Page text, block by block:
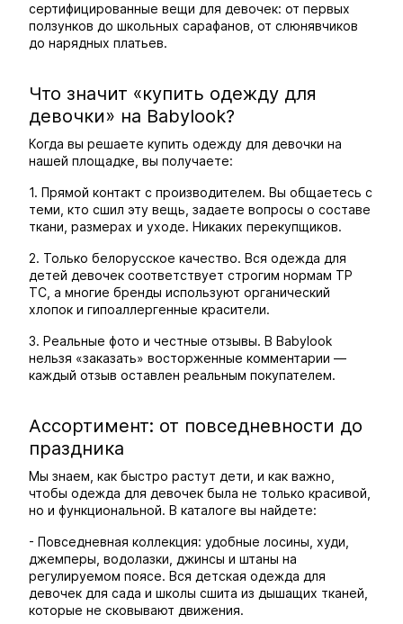
сертифицированные вещи для девочек: от первых
ползунков до школьных сарафанов, от слюнявчиков
до нарядных платьев.
Что значит «купить одежду для
девочки» на Babylook?
Когда вы решаете купить одежду для девочки на
нашей площадке, вы получаете:
1. Прямой контакт с производителем. Вы общаетесь с
теми, кто сшил эту вещь, задаете вопросы о составе
ткани, размерах и уходе. Никаких перекупщиков.
2. Только белорусское качество. Вся одежда для
детей девочек соответствует строгим нормам ТР
ТС, а многие бренды используют органический
хлопок и гипоаллергенные красители.
3. Реальные фото и честные отзывы. В Babylook
нельзя «заказать» восторженные комментарии —
каждый отзыв оставлен реальным покупателем.
Ассортимент: от повседневности до
праздника
Мы знаем, как быстро растут дети, и как важно,
чтобы одежда для девочек была не только красивой,
но и функциональной. В каталоге вы найдете:
- Повседневная коллекция: удобные лосины, худи,
джемперы, водолазки, джинсы и штаны на
регулируемом поясе. Вся детская одежда для
девочек для сада и школы сшита из дышащих тканей,
которые не сковывают движения.